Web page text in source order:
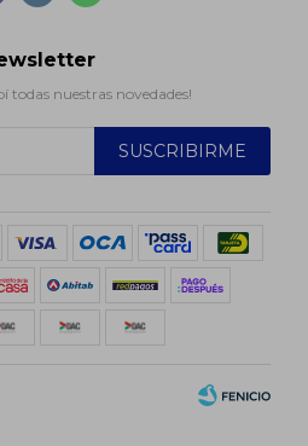
todas nuestras novedades!
SUSCRIBIRME